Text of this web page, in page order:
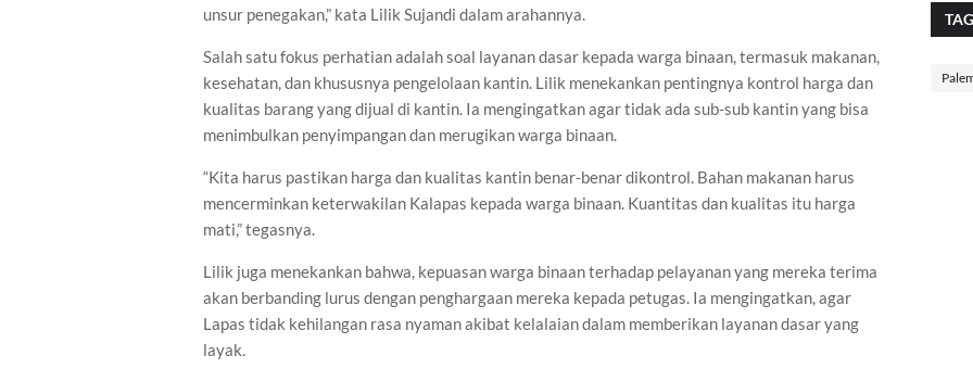
unsur penegakan,” kata Lilik Sujandi dalam arahannya.
Salah satu fokus perhatian adalah soal layanan dasar kepada warga binaan, termasuk makanan,
kesehatan, dan khususnya pengelolaan kantin. Lilik menekankan pentingnya kontrol harga dan
kualitas barang yang dijual di kantin. Ia mengingatkan agar tidak ada sub-sub kantin yang bisa
menimbulkan penyimpangan dan merugikan warga binaan.
“Kita harus pastikan harga dan kualitas kantin benar-benar dikontrol. Bahan makanan harus
mencerminkan keterwakilan Kalapas kepada warga binaan. Kuantitas dan kualitas itu harga
mati,” tegasnya.
Lilik juga menekankan bahwa, kepuasan warga binaan terhadap pelayanan yang mereka terima
akan berbanding lurus dengan penghargaan mereka kepada petugas. Ia mengingatkan, agar
Lapas tidak kehilangan rasa nyaman akibat kelalaian dalam memberikan layanan dasar yang
layak.